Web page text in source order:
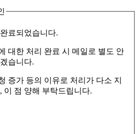
료되었습니다.
대한 처리 완료 시 메일로 별도 안
습니다.
증가 등의 이유로 처리가 다소 지
이 점 양해 부탁드립니다.